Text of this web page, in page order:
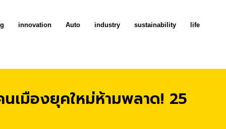
innovation Auto industry sustainability life
เมืองยุคใหม่ห้ามพลาด! 25